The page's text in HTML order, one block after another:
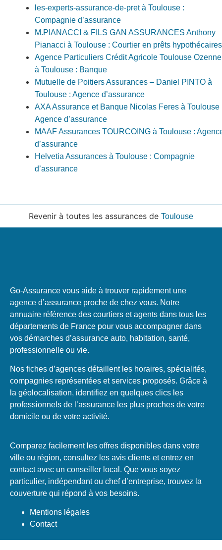
les-experts-assurance-de-pret à Toulouse :
Compagnie d’assurance
M.PIANACCI & FILS GAN ASSURANCES Anthony
Pianacci à Toulouse : Courtier en prêts hypothécaires
Agence Particuliers Crédit Agricole Toulouse Ozenne
à Toulouse : Banque
Mutuelle de Poitiers Assurances – Daniel PINTO à
Toulouse : Agence d’assurance
AXA Assurance et Banque Nicolas Feres à Toulouse
Agence d’assurance
MAAF Assurances TOURCOING à Toulouse :
d’assurance
Helvetia Assurances à Toulouse : Compagnie
d’assurance
Revenir à toutes les assurances de Toulouse
Go-Assurance vous aide à trouver rapidement une
agence d’assurance proche de chez vous. Notre
annuaire référence des courtiers et agents dans tous les
départements de France pour vous accompagner dans
vos démarches d’assurance auto, habitation, santé,
professionnelle ou vie.
Nos fiches d’agences détaillent les horaires, spécialités,
compagnies représentées et services proposés. Grâce à
la géolocalisation, identifiez en quelques clics les
professionnels de l’assurance les plus proches de votre
domicile ou de votre activité.
Comparez facilement les offres disponibles dans votre
ville ou région, consultez les avis clients et entrez en
contact avec un conseiller local. Que vous soyez
particulier, indépendant ou chef d’entreprise, trouvez la
couverture qui répond à vos besoins.
Mentions légales
Contact